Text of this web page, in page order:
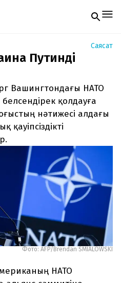
сайын электронды
Жаңа нөмір
Тек email
жібереміз.
Саясат
Путинді
Вашингтондағы НАТО
қолдауға
нәтижесі алдағы
Фото: AFP/Brendan SMIALOWSKI
НАТО